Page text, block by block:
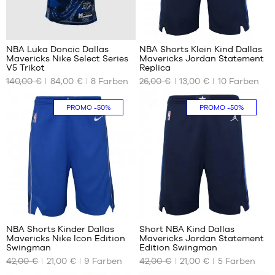
UNSERE
VERFÜGBAREN
GRÖSSEN
XXL
56
NBA Luka Doncic Dallas
Mavericks Nike Select Series
V5 Trikot
140,00 €
84,00 € 8 Farben
UNSERE
VERFÜGBAREN
GRÖSSEN
Jahre
/ 104-
110cm
5-6
Jahre
/ 110-
116
cm
58
NBA Shorts Klein Kind Dallas
Mavericks Jordan Statement
Replica
26,00 €
13,00 € 10Farben
PROMO-50%
UNSERE
VERFÜGBAREN
GRÖSSEN
158
NBA Shorts Kinder Dallas
Mavericks Nike Icon Edition
Swingman
42,00 €
21,00 € 9 Farben
PROMO-50%
UNSERE
VERFÜGBAREN
GRÖSSEN
86
Short NBA Kind Dallas
Mavericks Jordan Statement
Edition Swingman
42,00 €
21,00 € 5 Farben